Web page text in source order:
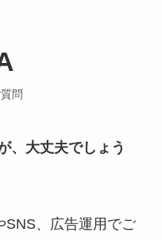
問
、大丈夫でしょう
SNS、広告運用でご